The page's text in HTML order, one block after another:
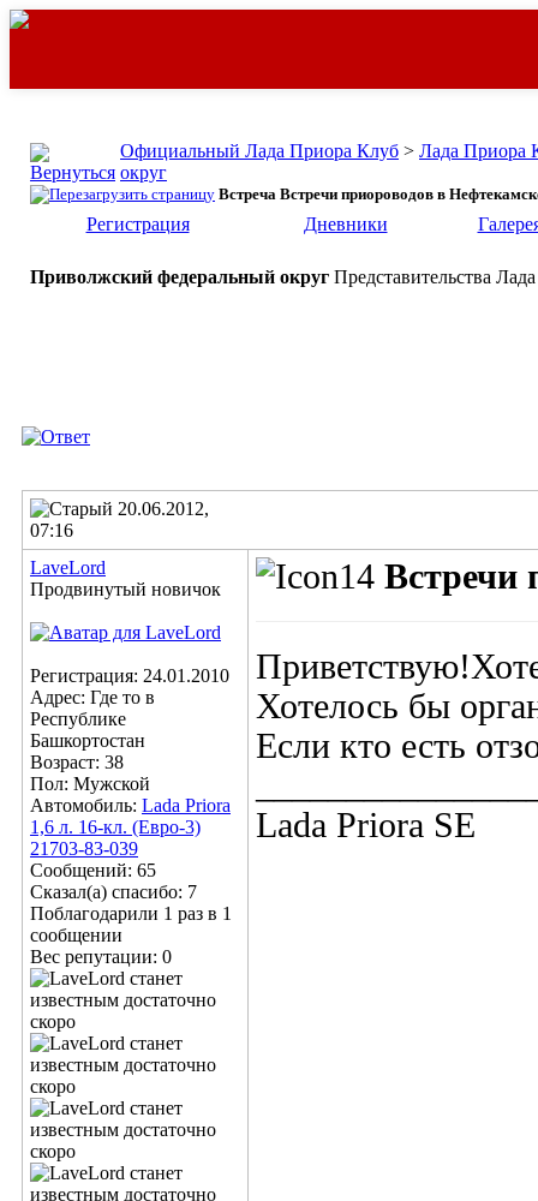
Официальный Лада Приора Клуб > Лада Приора
округ
Встреча Встречи приороводов в
Регистрация Дневники
Приволжский федеральный округ Представительства
20.06.2012,
07:16
LaveLord
Продвинутый новичок
Регистрация: 24.01.2010
Адрес: Где то в
Республике
Башкортостан
Возраст: 38
Пол: Мужской
Автомобиль: Lada Priora
1,6 л. 16-кл. (Евро-3)
21703-83-039
Сообщений: 65
Сказал(а) спасибо: 7
Поблагодарили 1 раз в 1
сообщении
Вес репутации: 0
Встречи
Хотелось бы
Если кто есть
Lada Priora SE